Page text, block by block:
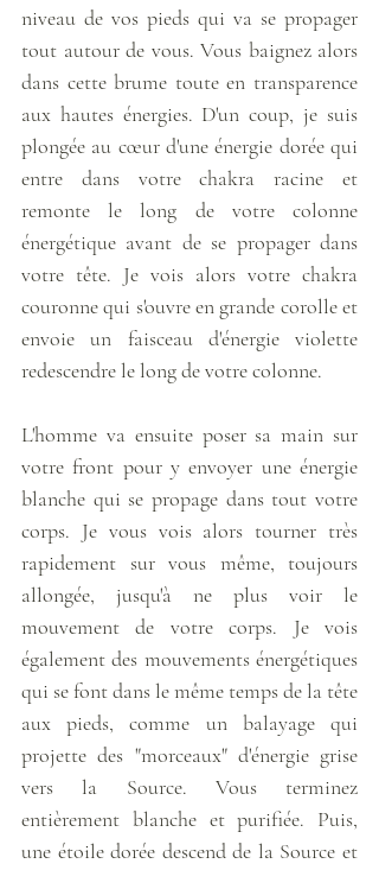
niveau de vos pieds qui va se propager
tout autour de vous. Vous baignez alors
dans cette brume toute en transparence
aux hautes énergies. D'un coup, je suis
plongée au cœur d'une énergie dorée qui
entre dans votre chakra racine et
remonte le long de votre colonne
énergétique avant de se propager dans
votre tête. Je vois alors votre chakra
couronne qui s'ouvre en grande corolle et
envoie un faisceau d'énergie violette
redescendre le long de votre colonne.
L'homme va ensuite poser sa main sur
votre front pour y envoyer une énergie
blanche qui se propage dans tout votre
corps. Je vous vois alors tourner très
rapidement sur vous même, toujours
allongée, jusqu'à ne plus voir le
mouvement de votre corps. Je vois
également des mouvements énergétiques
qui se font dans le même temps de la tête
aux pieds, comme un balayage qui
projette des "morceaux" d'énergie grise
vers la Source. Vous terminez
entièrement blanche et purifiée. Puis,
une étoile dorée descend de la Source et